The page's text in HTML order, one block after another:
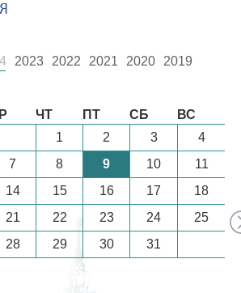
2023 2022 2021 2020 2019
Август
ЧТ ПТ СБ
ВС
1
2 3
4
7 8 9 10
11
14 15 16 17
18
21 22 23 24
25
28 29 30 31